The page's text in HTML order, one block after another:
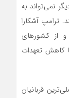
نمی‌تواند به
ترامپ آشکارا
و از کشورهای
کاهش تعهدات
قربانیان